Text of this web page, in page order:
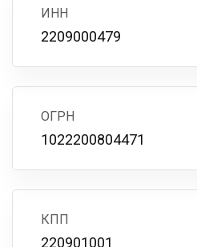
ИНН
2209000479
ОГРН
1022200804471
КПП
220901001